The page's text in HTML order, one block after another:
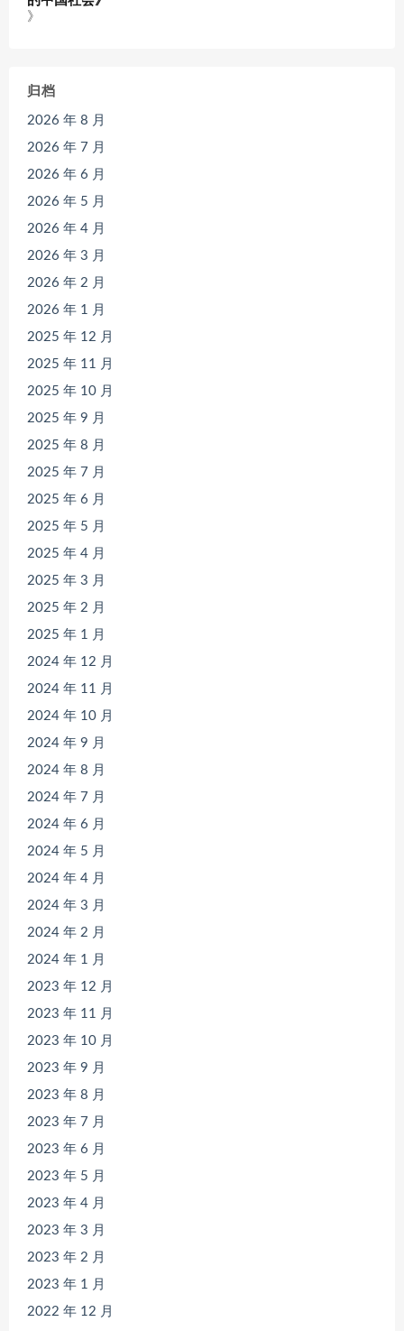
》
归档
2026 年 8 月
2026 年 7 月
2026 年 6 月
2026 年 5 月
2026 年 4 月
2026 年 3 月
2026 年 2 月
2026 年 1 月
2025 年 12 月
2025 年 11 月
2025 年 10 月
2025 年 9 月
2025 年 8 月
2025 年 7 月
2025 年 6 月
2025 年 5 月
2025 年 4 月
2025 年 3 月
2025 年 2 月
2025 年 1 月
2024 年 12 月
2024 年 11 月
2024 年 10 月
2024 年 9 月
2024 年 8 月
2024 年 7 月
2024 年 6 月
2024 年 5 月
2024 年 4 月
2024 年 3 月
2024 年 2 月
2024 年 1 月
2023 年 12 月
2023 年 11 月
2023 年 10 月
2023 年 9 月
2023 年 8 月
2023 年 7 月
2023 年 6 月
2023 年 5 月
2023 年 4 月
2023 年 3 月
2023 年 2 月
2023 年 1 月
2022 年 12 月